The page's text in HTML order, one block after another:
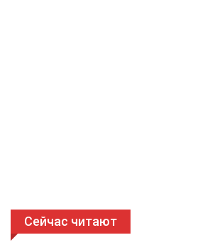
Сейчас читают